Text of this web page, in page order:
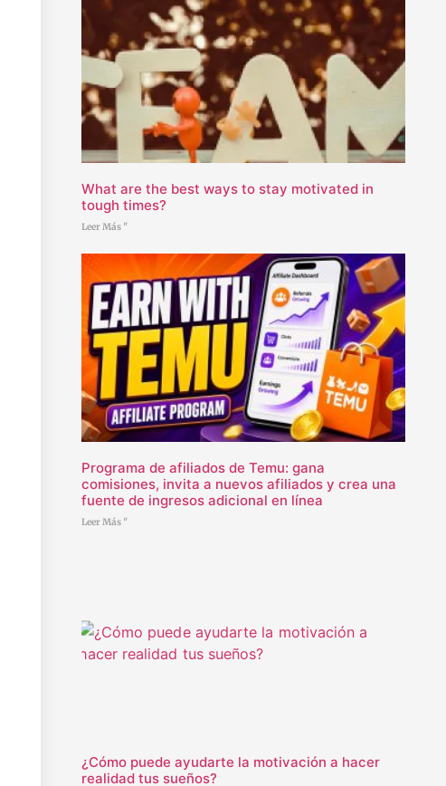
What are the best ways to stay motivated in
tough times?
Leer Más "
Programa de afiliados de Temu: gana
comisiones, invita a nuevos afiliados y crea una
fuente de ingresos adicional en línea
Leer Más "
¿Cómo puede ayudarte la motivación a hacer
realidad tus sueños?